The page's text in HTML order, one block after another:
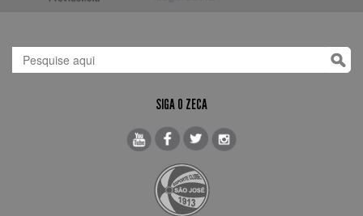
SIGA O ZECA